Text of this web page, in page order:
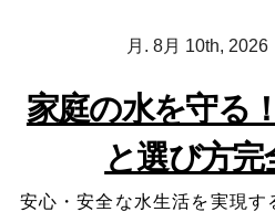
月. 8月 10th, 2026
家庭の水を守る
と選び方
安心・安全な水生活を実現す